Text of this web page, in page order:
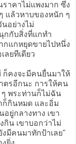
ราคาไม่แพงมาก ซึ่ง
แล้วหาบของหนัก ๆ
อย่างไม่
กกับสิ่งที่แกทำ
กแกหยุดขายไปหนึ่ง
ลยทีเดียว
ก็คงจะมีคนยื่นมาให้
ตรอีกนะ การให้คน
ๆ พระท่านก็ไม่ฉัน
ก็กินหมด และอิ่ม
อยู่กลางทาง เขา
กิน เขาบอกว่าไม่
งมีคนมาทักป้าเลย"